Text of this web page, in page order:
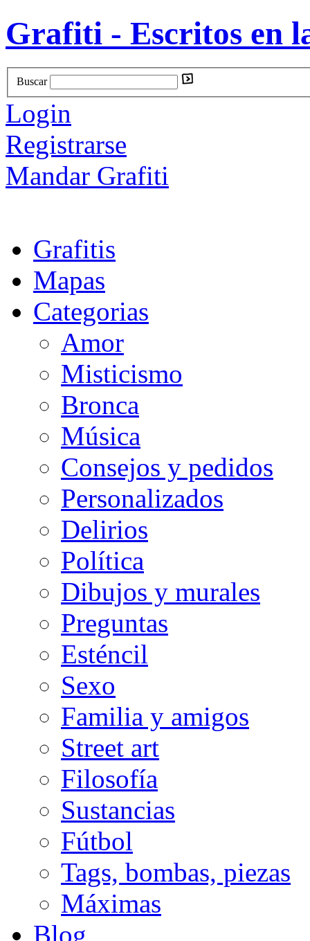
Grafiti - Escritos en
Buscar
Login
Registrarse
Mandar Grafiti
Grafitis
Mapas
Categorias
Amor
Misticismo
Bronca
Música
Consejos y pedidos
Personalizados
Delirios
Política
Dibujos y murales
Preguntas
Esténcil
Sexo
Familia y amigos
Street art
Filosofía
Sustancias
Fútbol
Tags, bombas, piezas
Máximas
Blog